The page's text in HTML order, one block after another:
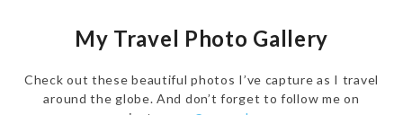
My Travel Photo Gallery
Check out these beautiful photos I’ve capture as I travel
around the globe. And don’t forget to follow me on